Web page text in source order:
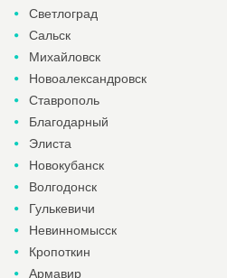
Светлоград
Сальск
Михайловск
Новоалександровск
Ставрополь
Благодарный
Элиста
Новокубанск
Волгодонск
Гулькевичи
Невинномысск
Кропоткин
Армавир